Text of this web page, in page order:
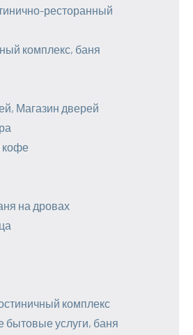
ресторанный
комплекс, баня
Магазин дверей
кофе
на дровах
комплекс
бытовые услуги, баня